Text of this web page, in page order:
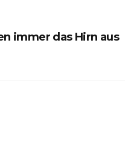
immer das Hirn aus